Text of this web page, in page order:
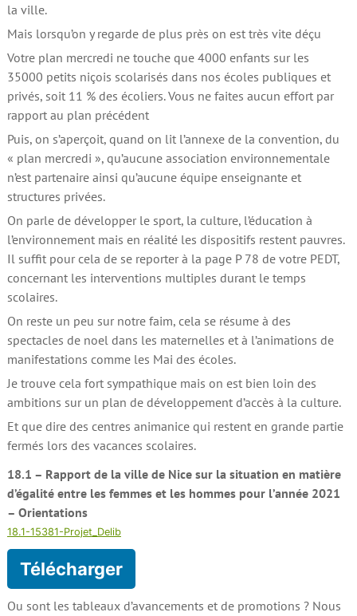
la ville.
Mais lorsqu’on y regarde de plus près on est très vite déçu
Votre plan mercredi ne touche que 4000 enfants sur les
35000 petits niçois scolarisés dans nos écoles publiques et
privés, soit 11 % des écoliers. Vous ne faites aucun effort par
rapport au plan précédent
Puis, on s’aperçoit, quand on lit l’annexe de la convention, du
« plan mercredi », qu’aucune association environnementale
n’est partenaire ainsi qu’aucune équipe enseignante et
structures privées.
On parle de développer le sport, la culture, l’éducation à
l’environnement mais en réalité les dispositifs restent pauvres.
Il suffit pour cela de se reporter à la page P 78 de votre PEDT,
concernant les interventions multiples durant le temps
scolaires.
On reste un peu sur notre faim, cela se résume à des
spectacles de noel dans les maternelles et à l’animations de
manifestations comme les Mai des écoles.
Je trouve cela fort sympathique mais on est bien loin des
ambitions sur un plan de développement d’accès à la culture.
Et que dire des centres animanice qui restent en grande partie
fermés lors des vacances scolaires.
18.1 – Rapport de la ville de Nice sur la situation en matière
d’égalité entre les femmes et les hommes pour l’année 2021
– Orientations
18.1-15381-Projet_Delib
Télécharger
Ou sont les tableaux d’avancements et de promotions ? Nous